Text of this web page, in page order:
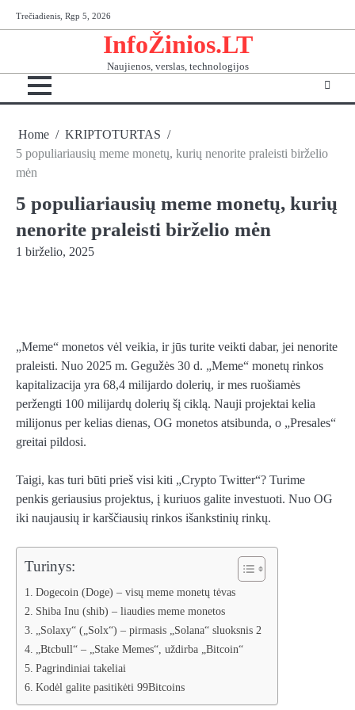
to
Trečiadienis, Rgp 5, 2026
InfoŽinios.LT
Naujienos, verslas, technologijos
Home
KRIPTOTURTAS
5 populiariausių meme monetų, kurių nenorite praleisti birželio
mėn
5 populiariausių meme monetų, kurių
nenorite praleisti birželio mėn
1 birželio, 2025
„Meme“ monetos vėl veikia, ir jūs turite veikti dabar, jei nenorite
praleisti. Nuo 2025 m. Gegužės 30 d. „Meme“ monetų rinkos
kapitalizacija yra 68,4 milijardo dolerių, ir mes ruošiamės
peržengti 100 milijardų dolerių šį ciklą. Nauji projektai kelia
milijonus per kelias dienas, OG monetos atsibunda, o „Presales“
greitai pildosi.
Taigi, kas turi būti prieš visi kiti „Crypto Twitter“? Turime
penkis geriausius projektus, į kuriuos galite investuoti. Nuo OG
iki naujausių ir karščiausių rinkos išankstinių rinkų.
Turinys:
Dogecoin (Doge) – visų meme monetų tėvas
Shiba Inu (shib) – liaudies meme monetos
„Solaxy“ („Solx“) – pirmasis „Solana“ sluoksnis 2
„Btcbull“ – „Stake Memes“, uždirba „Bitcoin“
Pagrindiniai takeliai
Kodėl galite pasitikėti 99Bitcoins